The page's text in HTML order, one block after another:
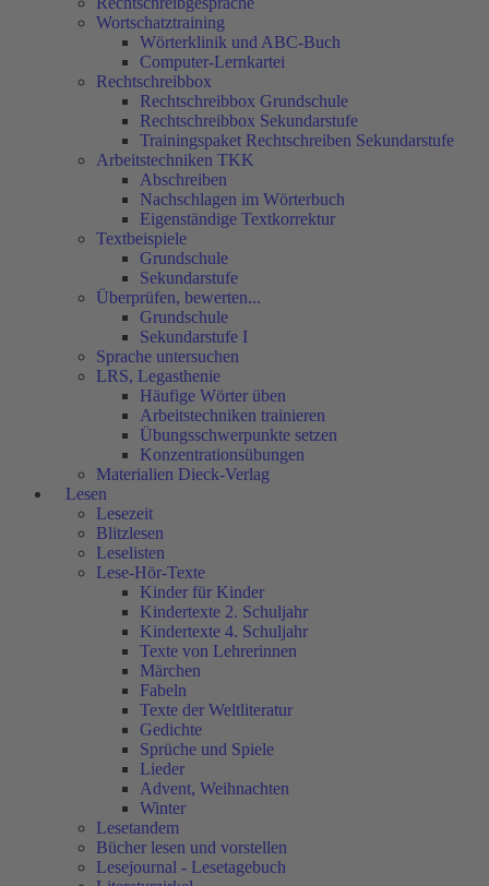
Wortschatztraining
Wörterklinik und ABC-Buch
Computer-Lernkartei
Rechtschreibbox
Rechtschreibbox Grundschule
Rechtschreibbox Sekundarstufe
Trainingspaket Rechtschreiben Sekundarstufe
Arbeitstechniken TKK
Abschreiben
Nachschlagen im Wörterbuch
Eigenständige Textkorrektur
Textbeispiele
Grundschule
Sekundarstufe
Überprüfen, bewerten...
Grundschule
Sekundarstufe I
Sprache untersuchen
LRS, Legasthenie
Häufige Wörter üben
Arbeitstechniken trainieren
Übungsschwerpunkte setzen
Konzentrationsübungen
Materialien Dieck-Verlag
Lesen
Lesezeit
Blitzlesen
Leselisten
Lese-Hör-Texte
Kinder für Kinder
Kindertexte 2. Schuljahr
Kindertexte 4. Schuljahr
Texte von Lehrerinnen
Märchen
Fabeln
Texte der Weltliteratur
Gedichte
Sprüche und Spiele
Lieder
Advent, Weihnachten
Winter
Lesetandem
Bücher lesen und vorstellen
Lesejournal - Lesetagebuch